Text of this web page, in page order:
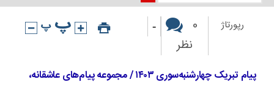
رپورتاژ
0
نظر
-
پیام تبریک چهارشنبه‌سوری ۱۴۰۳ / مجموعه پیام‌های عاشقانه،